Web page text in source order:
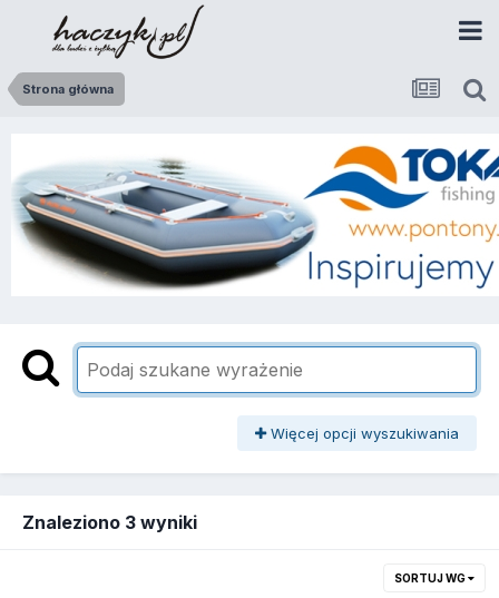
Strona główna
Więcej opcji wyszukiwania
Znaleziono 3 wyniki
SORTUJ WG